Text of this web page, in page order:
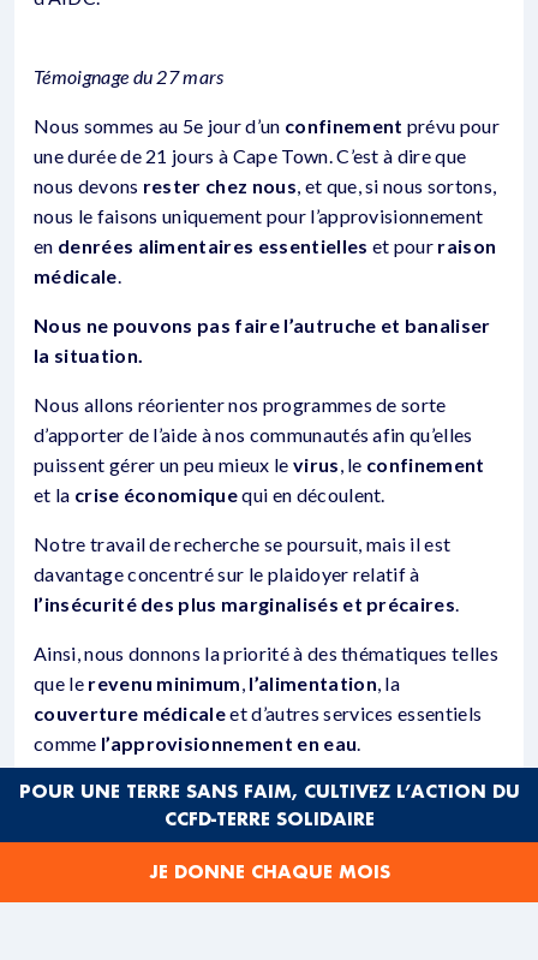
Témoignage du 27 mars
Nous sommes au 5e jour d’un confinement prévu pour
une durée de 21 jours à Cape Town. C’est à dire que
nous devons rester chez nous , et que, si nous sortons,
nous le faisons uniquement pour l’approvisionnement
en denrées alimentaires essentielles et pour raison
médicale
Nous ne pouvons pas faire l’autruche et banaliser
la situation.
Nous allons réorienter nos programmes de sorte
d’apporter de l’aide à nos communautés afin qu’elles
puissent gérer un peu mieux le virus , le confinement
et la crise économiquequi en découlent.
Notre travail de recherche se poursuit, mais il est
davantage concentré sur le plaidoyer relatif à
l’insécurité des plus marginalisés et précaires
Ainsi, nous donnons la priorité à des thématiques telles
que le revenu minimum l’alimentation , la
couverture médicaleet d’autres services essentiels
comme l’approvisionnement en eau
Même dans les circonstances actuelles de
confinement, nous agissons pour créer des
POUR UNE TERRE SANS FAIM, CULTIVEZ L’ACTION DU
CCFD-TERRE SOLIDAIRE
JE DONNE CHAQUE MOIS